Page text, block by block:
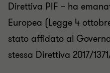
Direttiva PIF – ha
Europea (Legge 4
stato affidato al
stessa Direttiva 2017/